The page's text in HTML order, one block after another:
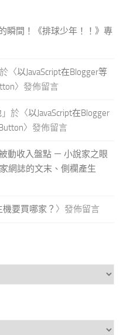
瞬間！《排球少年！！》專
〈以JavaScript在Blogger等
〉發佈留言
」於〈以JavaScript在Blogger
〉發佈留言
動收入盤點 － 小說家之眼
網誌的文末、側欄產生
機要買哪家？ 〉發佈留言